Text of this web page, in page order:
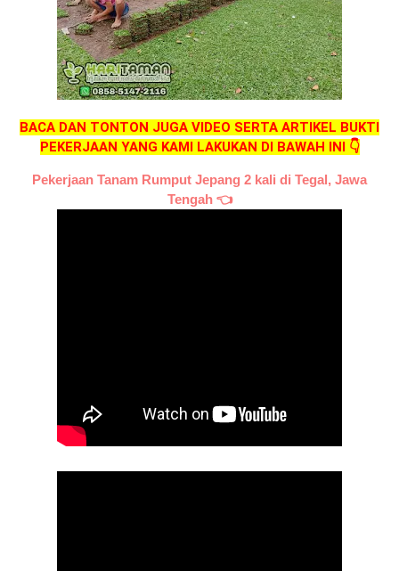
BACA DAN TONTON JUGA VIDEO SERTA ARTIKEL BUKTI
PEKERJAAN YANG KAMI LAKUKAN DI BAWAH INI 👇
Pekerjaan Tanam Rumput Jepang 2 kali di Tegal, Jawa
Tengah 👈